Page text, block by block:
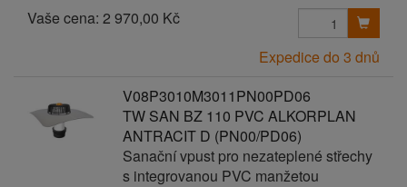
Vaše cena: 2 970,00 Kč
Expedice do 3 dnů
V08P3010M3011PN00PD06
TW SAN BZ 110 PVC ALKORPLAN
ANTRACIT D (PN00/PD06)
Sanační vpust pro nezateplené střechy
s integrovanou PVC manžetou